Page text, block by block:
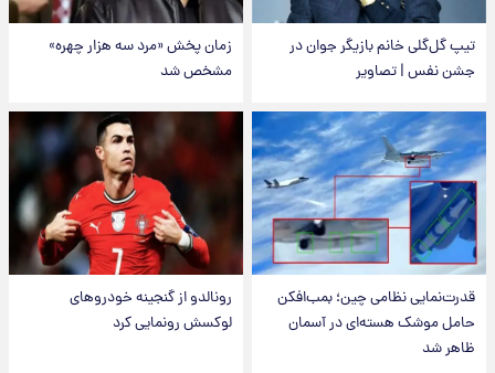
تیپ گل‌گلی خانم بازیگر جوان در
جشن نفس | تصاویر
زمان پخش «مرد سه هزار چهره»
مشخص شد
قدرت‌نمایی نظامی چین؛ بمب‌افکن
حامل موشک هسته‌ای در آسمان
ظاهر شد
رونالدو از گنجینه خودروهای
لوکسش رونمایی کرد